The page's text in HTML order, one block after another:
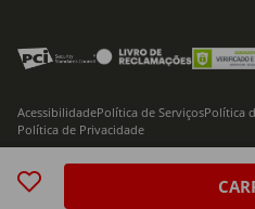
© 2026 Modelo Continente
AcessibilidadePolítica de ServiçosPolítica
Política de Privacidade